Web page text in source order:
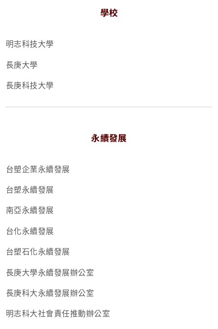
學校
明志科技大學
長庚大學
長庚科技大學
永續發展
台塑企業永續發展
台塑永續發展
南亞永續發展
台化永續發展
台塑石化永續發展
長庚大學永續發展辦公室
長庚科大永續發展辦公室
明志科大社會責任推動辦公室